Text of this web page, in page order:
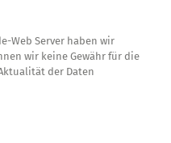
Web Server haben wir
wir keine Gewähr für die
der Daten